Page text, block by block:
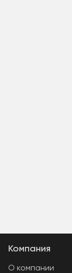
Компания
О компании